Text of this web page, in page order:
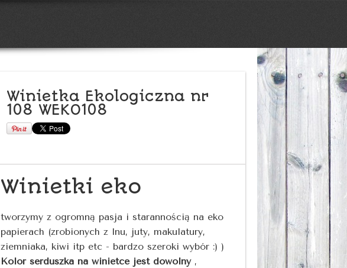
Winietka Ekologiczna nr
108 WEKO108
Winietki eko
tworzymy z ogromną pasja i starannością na eko
papierach (zrobionych z lnu, juty, makulatury,
ziemniaka, kiwi itp etc - bardzo szeroki wybór :) )
Kolor serduszka na winietce jest dowolny,